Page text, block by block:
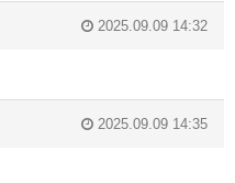
2025.09.09 14:32
2025.09.09 14:35